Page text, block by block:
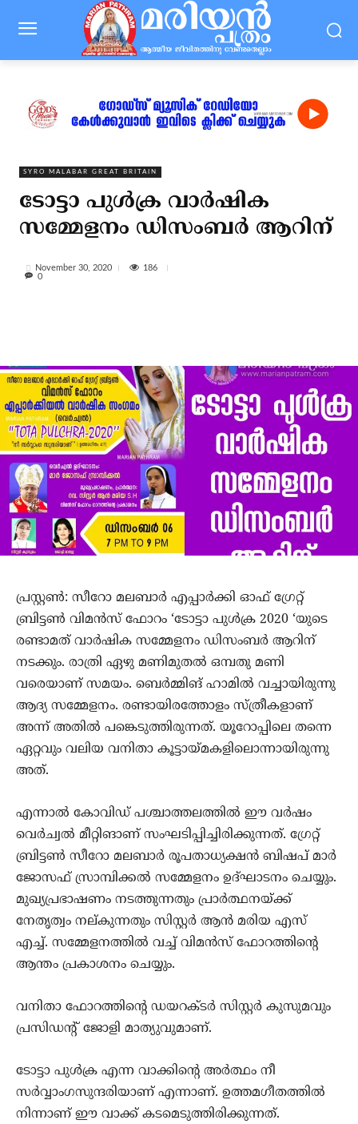
SYRO MALABAR GREAT BRITAIN
ടോട്ടാ പുള്‍ക്ര വാര്‍ഷിക
സമ്മേളനം ഡിസംബര്‍ ആറിന്
November 30, 2020
186
0
പ്രസ്റ്റണ്‍: സീറോ മലബാര്‍ എപ്പാര്‍ക്കി ഓഫ് ഗ്രേറ്റ്
ബ്രിട്ടണ്‍ വിമന്‍സ് ഫോറം ‘ടോട്ടാ പുള്‍ക്ര 2020 ‘യുടെ
രണ്ടാമത് വാര്‍ഷിക സമ്മേളനം ഡിസംബര്‍ ആറിന്
നടക്കും. രാത്രി ഏഴു മണിമുതല്‍ ഒമ്പതു മണി
വരെയാണ് സമയം. ബെര്‍മ്മിങ് ഹാമില്‍ വച്ചായിരുന്നു
ആദ്യ സമ്മേളനം. രണ്ടായിരത്തോളം സ്ത്രീകളാണ്
അന്ന് അതില്‍ പങ്കെടുത്തിരുന്നത്. യൂറോപ്പിലെ തന്നെ
ഏറ്റവും വലിയ വനിതാ കൂട്ടായ്മകളിലൊന്നായിരുന്നു
അത്.
എന്നാല്‍ കോവിഡ് പശ്ചാത്തലത്തില്‍ ഈ വര്‍ഷം
വെര്‍ച്വല്‍ മീറ്റിങാണ് സംഘടിപ്പിച്ചിരിക്കുന്നത്. ഗ്രേറ്റ്
ബ്രിട്ടണ്‍ സീറോ മലബാര്‍ രൂപതാധ്യക്ഷന്‍ ബിഷപ് മാര്‍
ജോസഫ് സ്രാമ്പിക്കല്‍ സമ്മേളനം ഉദ്ഘാടനം ചെയ്യും.
മുഖ്യപ്രഭാഷണം നടത്തുന്നതും പ്രാര്‍ത്ഥനയ്ക്ക്
നേതൃത്വം നല്കുന്നതും സിസ്റ്റര്‍ ആന്‍ മരിയ എസ്
എച്ച്. സമ്മേളനത്തില്‍ വച്ച് വിമന്‍സ് ഫോറത്തിന്റെ
ആന്തം പ്രകാശനം ചെയ്യും.
വനിതാ ഫോറത്തിന്റെ ഡയറക്ടര്‍ സിസ്റ്റര്‍ കുസുമവും
പ്രസിഡന്റ് ജോളി മാത്യുവുമാണ്.
ടോട്ടാ പുള്‍ക്ര എന്ന വാക്കിന്റെ അര്‍ത്ഥം നീ
സര്‍വ്വാംഗസുന്ദരിയാണ് എന്നാണ്. ഉത്തമഗീതത്തില്‍
നിന്നാണ് ഈ വാക്ക് കടമെടുത്തിരിക്കുന്നത്.